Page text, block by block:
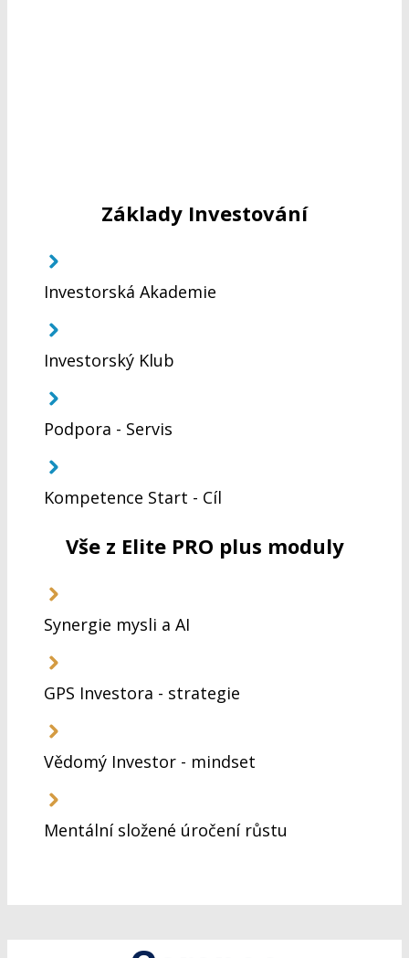
Základy Investování
Investorská Akademie
Investorský Klub
Podpora - Servis
Kompetence Start - Cíl
Vše z Elite PRO plus moduly
Synergie mysli a AI
GPS Investora - strategie
Vědomý Investor - mindset
Mentální složené úročení růstu